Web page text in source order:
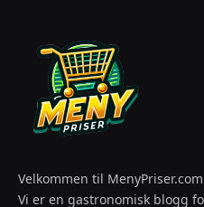
Velkommen til
Vi er en gastronomisk blogg